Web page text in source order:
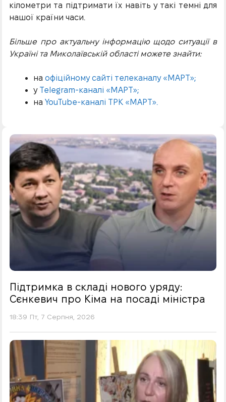
кілометри та підтримати їх навіть у такі темні для
нашої країни часи.
Більше про актуальну інформацію щодо ситуації в
Україні та Миколаївській області можете знайти:
на офіційному сайті телеканалу «МАРТ»;
у Telegram-каналі «МАРТ»;
на YouTube-каналі ТРК «МАРТ».
Підтримка в складі нового уряду:
Сєнкевич про Кіма на посаді міністра
18:39 Пт, 7 Серпня, 2026